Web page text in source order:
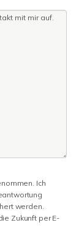
Ich
werden.
Zukunft per E-